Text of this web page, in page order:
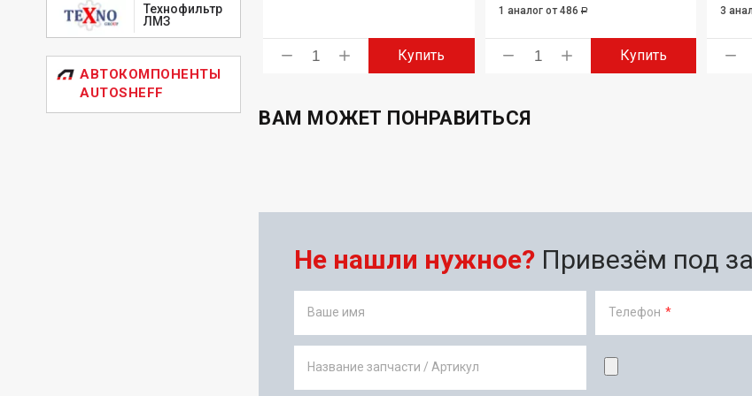
Технофильтр
ЛМЗ
АВТОКОМПОНЕНТЫ
AUTOSHEFF
Купить Купить
1 аналог от 486 Р
Купить
3
ВАМ МОЖЕТ ПОНРАВИТЬСЯ
Не нашли нужное? Привезём под
Ваше имя Телефон *
Название запчасти / Артикул